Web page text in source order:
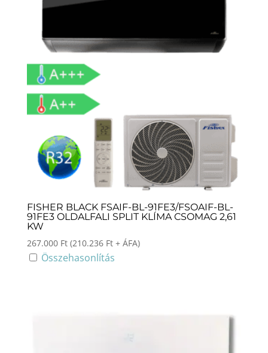
FISHER BLACK FSAIF-BL-91FE3/FSOAIF-BL-
91FE3 OLDALFALI SPLIT KLÍMA CSOMAG 2,61
KW
267.000 Ft (210.236 Ft+ ÁFA)
Összehasonlítás